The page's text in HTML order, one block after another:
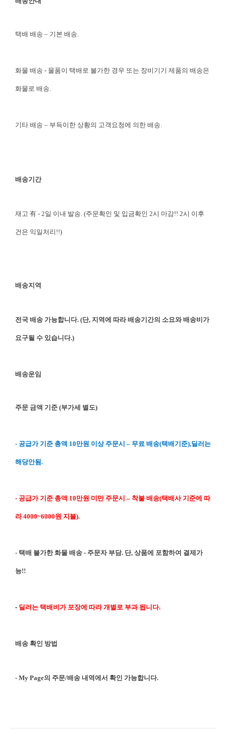
택배 배송 – 기본 배송.
화물 배송 - 물품이 택배로 불가한 경우 또는 장비기기 제품의 배송은
화물로 배송.
기타 배송 – 부득이한 상황의 고객요청에 의한 배송.
배송기간
재고 有 - 2일 이내 발송. (주문확인 및 입금확인 2시 마감!! 2시 이후
건은 익일처리!!)
배송지역
전국 배송 가능합니다. (단, 지역에 따라 배송기간의 소요와 배송비가
요구될 수 있습니다.)
배송운임
주문 금액 기준 (부가세 별도)
- 공급가 기준 총액 10만원 이상 주문시 – 무료 배송(택배기준),딜러는
해당안됨.
- 공급가 기준 총액 10만원 미만 주문시 – 착불 배송(택배사 기준에 따
라 4000~6000원 지불).
- 택배 불가한 화물 배송 - 주문자 부담. 단, 상품에 포함하여 결제가
능!!
- 딜러는 택배비가 포장에 따라 개별로 부과 됩니다.
배송 확인 방법
- My Page의 주문/배송 내역에서 확인 가능합니다.